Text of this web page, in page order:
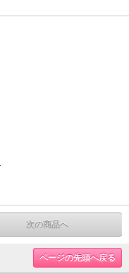
次の商品へ
ページの先頭へ戻る